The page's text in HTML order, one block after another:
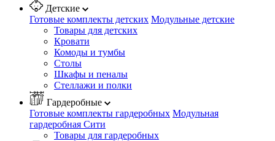
Детские
Готовые комплекты детских Модульные детские
Товары для детских
Кровати
Комоды и тумбы
Столы
Шкафы и пеналы
Стеллажи и полки
Гардеробные
Готовые комплекты гардеробных Модульная
гардеробная Сити
Товары для гардеробных